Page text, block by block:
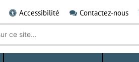
Accessibilité Contactez-nous